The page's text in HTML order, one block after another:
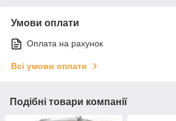
Умови оплати
Оплата на рахунок
Всі умови оплати
Подібні товари компанії